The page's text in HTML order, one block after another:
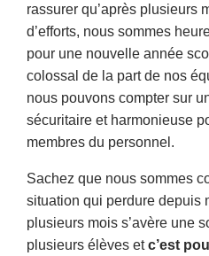
rassurer qu’après plusieurs
d’efforts, nous sommes
pour une nouvelle année
colossal de la part de nos
nous pouvons compter sur
sécuritaire et harmonieuse
membres du personnel.
Sachez que nous sommes
situation qui perdure depuis
plusieurs mois s’avère une
plusieurs élèves etc’est